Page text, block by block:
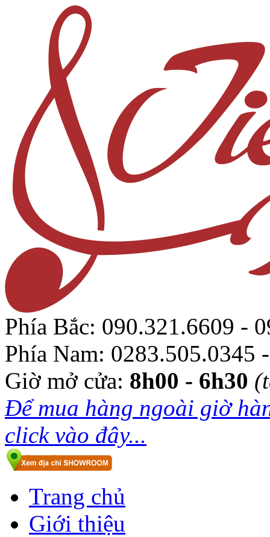
Phía Bắc: 090.321.6609 -
Phía Nam: 0283.505.0345
Giờ mở cửa: 8h00 - 6h30
Để mua hàng ngoài giờ
click vào đây...
Trang chủ
Giới thiệu